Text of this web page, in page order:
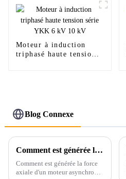
Moteur à induction
triphasé haute tension
Blog Connexe
Comment est générée la force axiale d'un moteur asynchrone triphasé ?
Comment est générée la force
axiale d'un moteur asynchrone